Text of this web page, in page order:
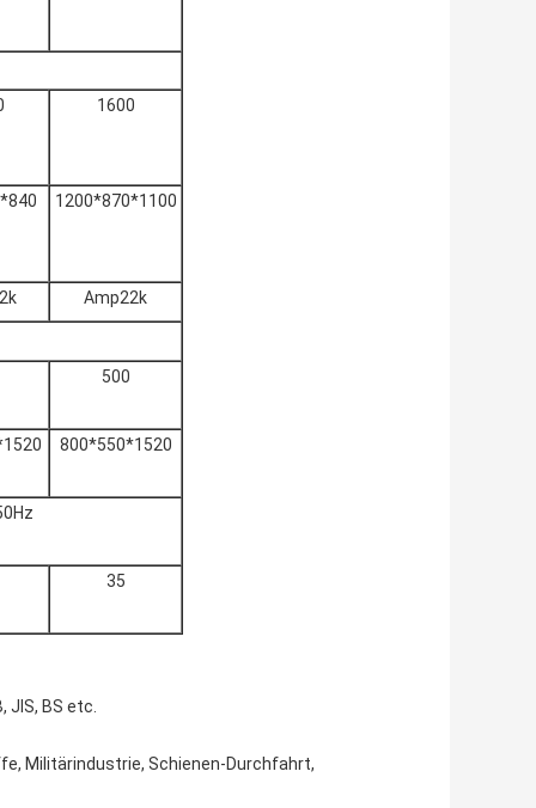
1600
1200*870*1100
Amp22k
500
800*550*1520
35
JIS, BS etc.
Militärindustrie, Schienen-Durchfahrt,